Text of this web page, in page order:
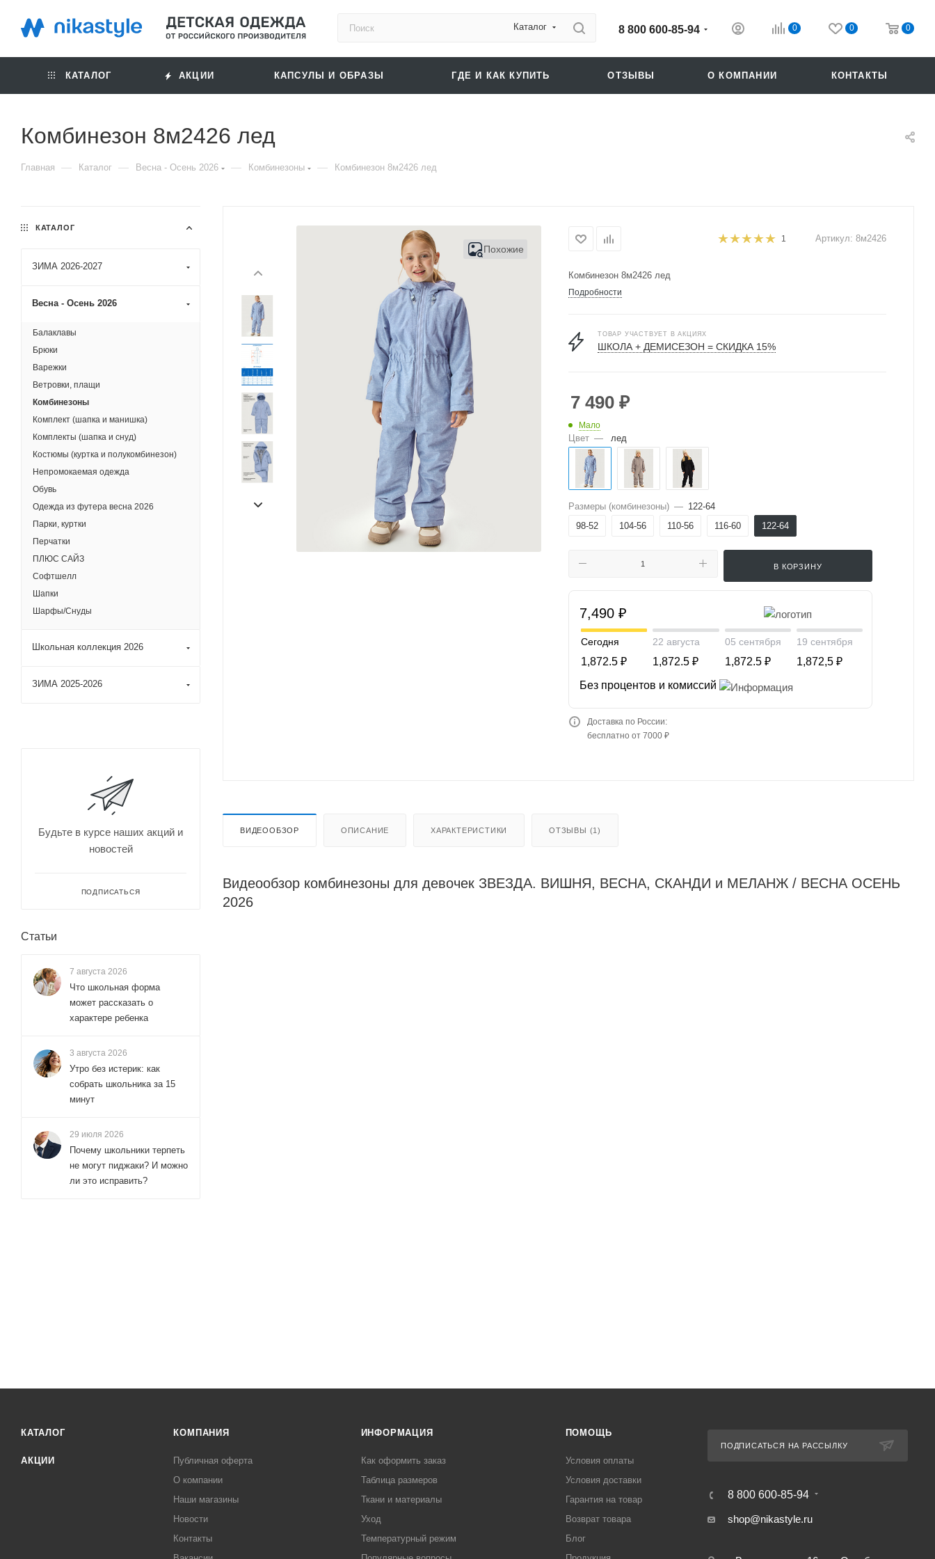
Каталог 8 800 600-85-94 0 0 0
КАТАЛОГ АКЦИИ КАПСУЛЫ И ОБРАЗЫ ГДЕ И КАК КУПИТЬ ОТЗЫВЫ О КОМПАНИИ КОНТАКТЫ
Комбинезон 8м2426 лед
Главная — Каталог — Весна - Осень 2026 — Комбинезоны — Комбинезон 8м2426 лед
Похожие
1 Артикул: 8м2426
Комбинезон 8м2426 лед
Подробности
ТОВАР УЧАСТВУЕТ В АКЦИЯХ
ШКОЛА + ДЕМИСЕЗОН = СКИДКА 15%
7 490 ₽
Мало
Цвет — лед
Размеры (комбинезоны) — 122-64
98-52
104-56 110-56 116-60 122-64
В КОРЗИНУ
7,490 ₽
Сегодня
1,872.5 ₽
22 августа
1,872.5 ₽
05 сентября
1,872.5 ₽
19 сентября
1,872,5 ₽
Без процентов и комиссий
Доставка по России:
бесплатно от 7000 ₽
ВИДЕООБЗОР ОПИСАНИЕ ХАРАКТЕРИСТИКИ ОТЗЫВЫ (1)
Видеообзор комбинезоны для девочек ЗВЕЗДА. ВИШНЯ, ВЕСНА, СКАНДИ и МЕЛАНЖ / ВЕСНА ОСЕНЬ
2026
КАТАЛОГ
ЗИМА 2026-2027
Весна - Осень 2026
Балаклавы
Брюки
Варежки
Ветровки, плащи
Комбинезоны
Комплект (шапка и манишка)
Комплекты (шапка и снуд)
Костюмы (куртка и полукомбинезон)
Непромокаемая одежда
Обувь
Одежда из футера весна 2026
Парки, куртки
Перчатки
ПЛЮС САЙЗ
Софтшелл
Шапки
Шарфы/Снуды
Школьная коллекция 2026
ЗИМА 2025-2026
Будьте в курсе наших акций и
новостей
ПОДПИСАТЬСЯ
Статьи
7 августа 2026
Что школьная форма
может рассказать о
характере ребенка
3 августа 2026
Утро без истерик: как
собрать школьника за 15
минут
29 июля 2026
Почему школьники терпеть
не могут пиджаки? И можно
ли это исправить?
КАТАЛОГ
АКЦИИ
КОМПАНИЯ
Публичная оферта
О компании
Наши магазины
Новости
Контакты
ИНФОРМАЦИЯ
Как оформить заказ
Таблица размеров
Ткани и материалы
Уход
Температурный режим
ПОМОЩЬ
Условия оплаты
Условия доставки
Гарантия на товар
Возврат товара
Блог
ПОДПИСАТЬСЯ НА РАССЫЛКУ
8 800 600-85-94
shop@nikastyle.ru